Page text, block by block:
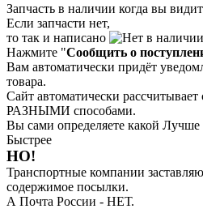
Запчасть в наличии когда вы
Если запчасти нет,
то так и написано
Нажмите "Сообщить о
Вам автоматически придёт
товара.
Сайт автоматически рассчитывает
РАЗНЫМИ способами.
Вы сами определяете какой
Быстрее
НО!
Транспортные компании
содержимое посылки.
А Почта России - НЕТ.